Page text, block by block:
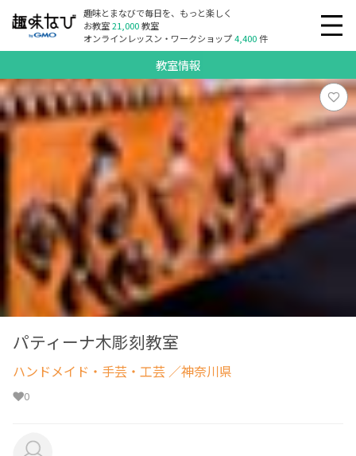
趣味とまなびで毎日を、もっと楽しく
お教室21,000教室
オンラインレッスン・ワークショップ4,400件
教室情報
パティーナ木彫刻教室
ハンドメイド・手芸・工芸 ／神奈川県
0